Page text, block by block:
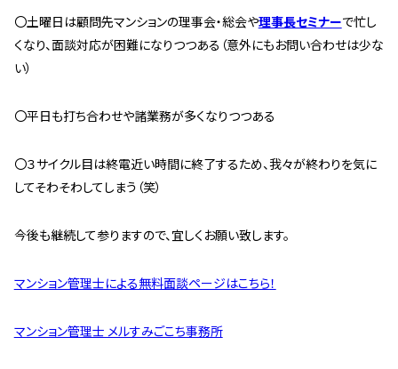
〇土曜日は顧問先マンションの理事会・総会や理事長セミナーで忙し
くなり、面談対応が困難になりつつある（意外にもお問い合わせは少な
い）
〇平日も打ち合わせや諸業務が多くなりつつある
〇３サイクル目は終電近い時間に終了するため、我々が終わりを気に
してそわそわしてしまう（笑）
今後も継続して参りますので、宜しくお願い致します。
マンション管理士による無料面談ページはこちら！
マンション管理士 メルすみごこち事務所
実績・お客様の声